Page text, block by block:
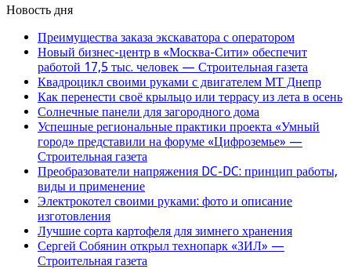
Новость дня
Преимущества заказа экскаватора с оператором
Новый бизнес-центр в «Москва-Сити» обеспечит
работой 17,5 тыс. человек — Строительная газета
Квадроцикл своими руками с двигателем МТ Днепр
Как перенести своё крыльцо или террасу из лета в осень
Солнечные панели для загородного дома
Успешные региональные практики проекта «Умный
город» представили на форуме «Цифроземье» —
Строительная газета
Преобразователи напряжения DC-DC: принцип работы,
виды и применение
Электрокотел своими руками: фото и описание
изготовления
Лучшие сорта картофеля для зимнего хранения
Сергей Собянин открыл технопарк «ЗИЛ» —
Строительная газета